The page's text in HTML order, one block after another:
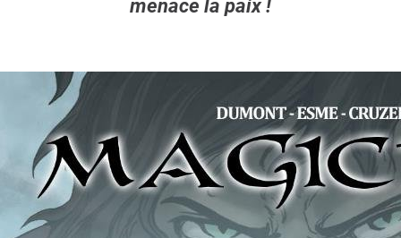
menace la paix !